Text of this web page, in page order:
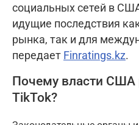
социальных сетей в
идущие последствия
рынка, так и для
передает Finratings.kz.
Почему власти США
TikTok?